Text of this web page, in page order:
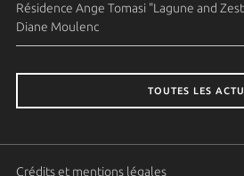
Résidence Ange Tomasi "Lagune and
Diane Moulenc
TOUTES LES
Crédits et mentions légales